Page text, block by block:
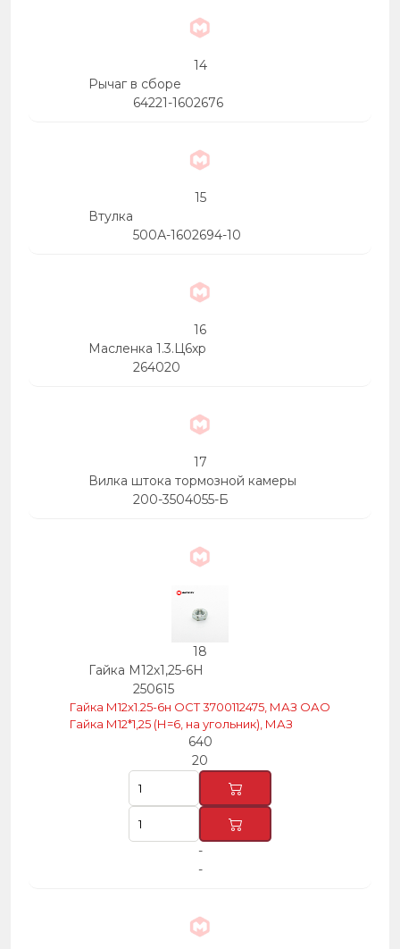
14
Рычаг в сборе
64221-1602676
15
Втулка
500А-1602694-10
16
Масленка 1.3.Ц6хр
264020
17
Вилка штока тормозной камеры
200-3504055-Б
18
Гайка М12х1,25-6Н
250615
Гайка М12х1.25-6н ОСТ 3700112475, МАЗ ОАО
Гайка М12*1,25 (Н=6, на угольник), МАЗ
640
20
-
-